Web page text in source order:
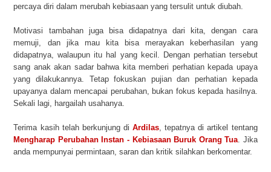
percaya diri dalam merubah kebiasaan yang tersulit untuk diubah.
Motivasi tambahan juga bisa didapatnya dari kita, dengan cara
memuji, dan jika mau kita bisa merayakan keberhasilan yang
didapatnya, walaupun itu hal yang kecil. Dengan perhatian tersebut
sang anak akan sadar bahwa kita memberi perhatian kepada upaya
yang dilakukannya. Tetap fokuskan pujian dan perhatian kepada
upayanya dalam mencapai perubahan, bukan fokus kepada hasilnya.
Sekali lagi, hargailah usahanya.
Terima kasih telah berkunjung diArdilas, tepatnya di artikel tentang
Mengharap Perubahan Instan - Kebiasaan Buruk Orang Tua. Jika
anda mempunyai permintaan, saran dan kritik silahkan berkomentar.